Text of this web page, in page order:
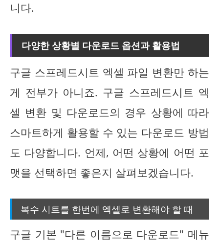
니다.
다양한 상황별 다운로드 옵션과 활용법
구글 스프레드시트 엑셀 파일 변환만 하는
게 전부가 아니죠. 구글 스프레드시트 엑
셀 변환 및 다운로드의 경우 상황에 따라
스마트하게 활용할 수 있는 다운로드 방법
도 다양합니다. 언제, 어떤 상황에 어떤 포
맷을 선택하면 좋은지 살펴보겠습니다.
복수 시트를 한번에 엑셀로 변환해야 할 때
구글 기본 "다른 이름으로 다운로드" 메뉴